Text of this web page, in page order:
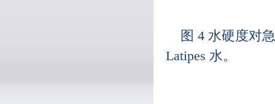
图 4 水硬度对
Latipes 水。